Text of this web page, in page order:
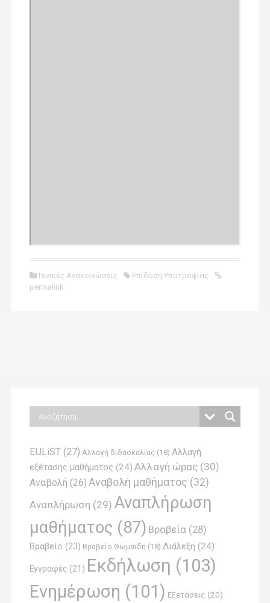
Γενικές Ανακοινώσεις
Επίδοση Υποτροφίας
permalink
EULiST (27) Αλλαγή διδασκαλίας (18) Αλλαγή
εξέτασης μαθήματος (24) Αλλαγή ώρας (30)
Αναβολή (26) Αναβολή μαθήματος (32)
Αναπλήρωση (29) Αναπλήρωση
μαθήματος (87) Βραβεία (28)
Βραβείο (23) Βραβείο Θωμαϊδη (18) Διάλεξη (24)
Εγγραφές (21) Εκδήλωση (103)
Ενημέρωση (101) Εξετάσεις (20)